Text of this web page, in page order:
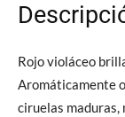
Rojo violáceo
Aromáticamente
ciruelas maduras,